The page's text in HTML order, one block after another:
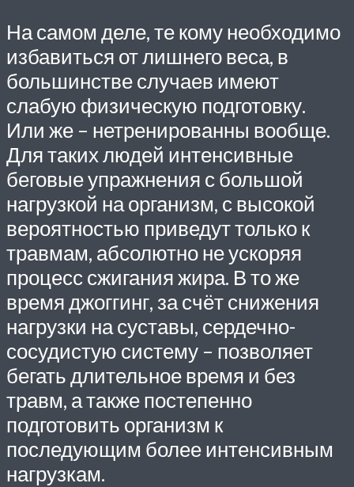
На самом деле, те кому необходимо
избавиться от лишнего веса, в
большинстве случаев имеют
слабую физическую подготовку.
Или же – нетренированны вообще.
Для таких людей интенсивные
беговые упражнения с большой
нагрузкой на организм, с высокой
вероятностью приведут только к
травмам, абсолютно не ускоряя
процесс сжигания жира. В то же
время джоггинг, за счёт снижения
нагрузки на суставы, сердечно-
сосудистую систему – позволяет
бегать длительное время и без
травм, а также постепенно
подготовить организм к
последующим более интенсивным
нагрузкам.